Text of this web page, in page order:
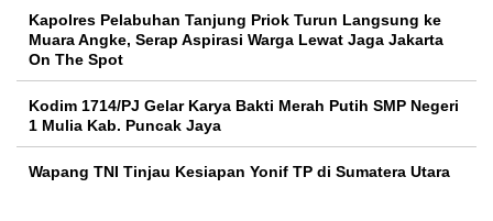
Kapolres Pelabuhan Tanjung Priok Turun Langsung ke
Muara Angke, Serap Aspirasi Warga Lewat Jaga Jakarta
On The Spot
Kodim 1714/PJ Gelar Karya Bakti Merah Putih SMP Negeri
1 Mulia Kab. Puncak Jaya
Wapang TNI Tinjau Kesiapan Yonif TP di Sumatera Utara